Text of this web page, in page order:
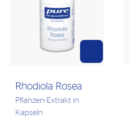
Rhodiola Rosea
Pflanzen-Extrakt in
Kapseln